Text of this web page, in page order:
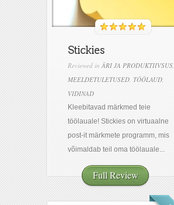
Stickies
Reviewed in ÄRI JA PRODUKTIIVSUS,
MEELDETULETUSED, TÖÖLAUD,
VIDINAD
Kleebitavad märkmed teie
töölauale! Stickies on virtuaalne
post-it märkmete programm, mis
võimaldab teil oma töölauale...
Full Review